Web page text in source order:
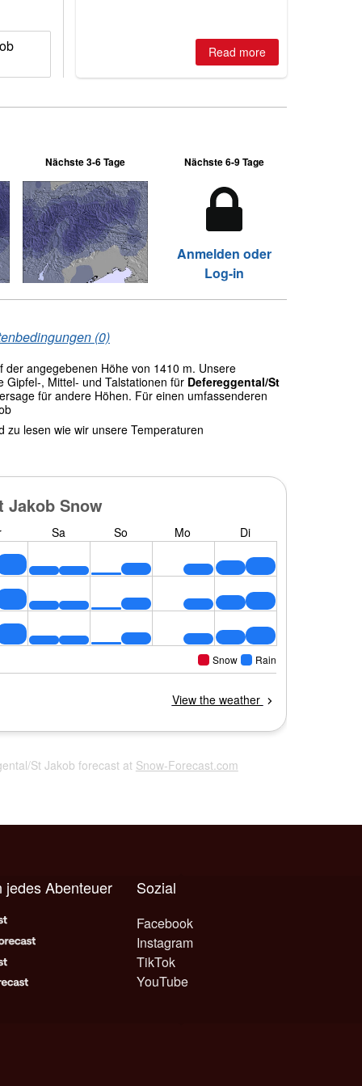
Read more
Nächste 3-6 Tage Nächste 6-9 Tage
Anmelden oder
Log-in
(0)
der angegebenen Höhe von 1410 m. Unsere
Gipfel-, Mittel- und Talstationen für Defereggental/St
für andere Höhen. Für einen umfassenderen
lesen wie wir unsere Temperaturen
St Jakob forecast at Snow-Forecast.com
Sozial
Facebook
Instagram
TikTok
YouTube
jedes Abenteuer